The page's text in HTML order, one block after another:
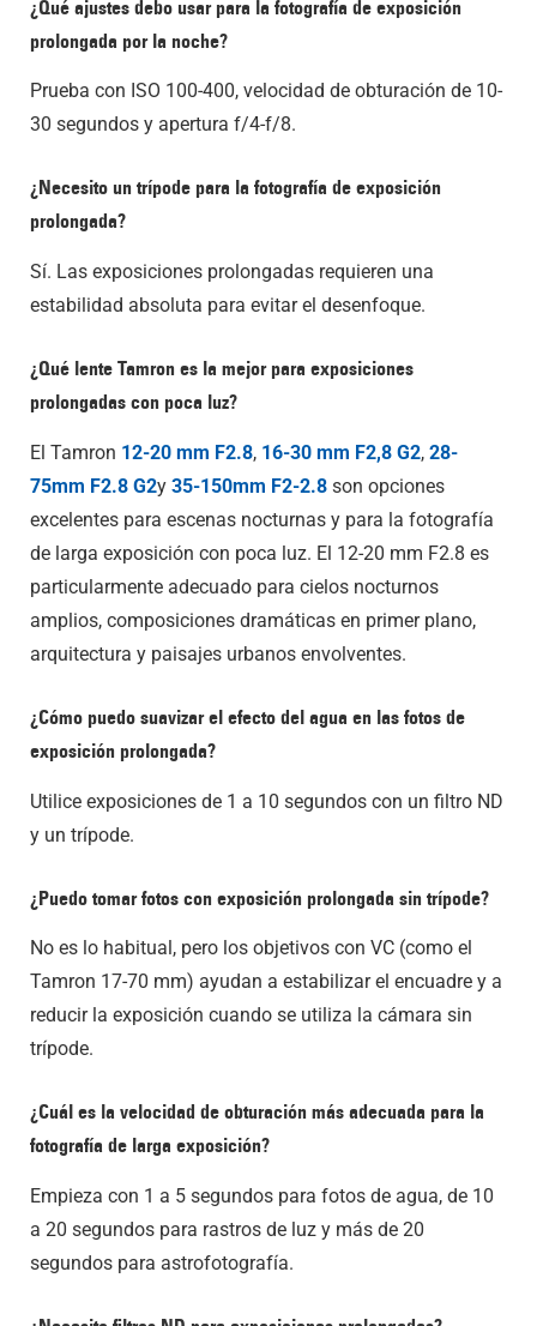
¿Qué ajustes debo usar para la fotografía de exposición
prolongada por la noche?
Prueba con ISO 100-400, velocidad de obturación de 10-
30 segundos y apertura f/4-f/8.
¿Necesito un trípode para la fotografía de exposición
prolongada?
Sí. Las exposiciones prolongadas requieren una
estabilidad absoluta para evitar el desenfoque.
¿Qué lente Tamron es la mejor para exposiciones
prolongadas con poca luz?
El Tamron 12-20 mm F2.8, 16-30 mm F2,8 G2, 28-
75mm F2.8 G2y 35-150mm F2-2.8 son opciones
excelentes para escenas nocturnas y para la fotografía
de larga exposición con poca luz. El 12-20 mm F2.8 es
particularmente adecuado para cielos nocturnos
amplios, composiciones dramáticas en primer plano,
arquitectura y paisajes urbanos envolventes.
¿Cómo puedo suavizar el efecto del agua en las fotos de
exposición prolongada?
Utilice exposiciones de 1 a 10 segundos con un filtro ND
y un trípode.
¿Puedo tomar fotos con exposición prolongada sin trípode?
No es lo habitual, pero los objetivos con VC (como el
Tamron 17-70 mm) ayudan a estabilizar el encuadre y a
reducir la exposición cuando se utiliza la cámara sin
trípode.
¿Cuál es la velocidad de obturación más adecuada para la
fotografía de larga exposición?
Empieza con 1 a 5 segundos para fotos de agua, de 10
a 20 segundos para rastros de luz y más de 20
segundos para astrofotografía.